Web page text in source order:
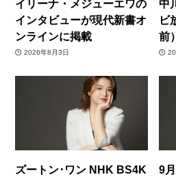
イリーナ・メジューエワの
インタビューが現代新書オ
ンラインに掲載
2026年8月3日
中
ビ
前）
ズートン･ワン NHK BS4K
9